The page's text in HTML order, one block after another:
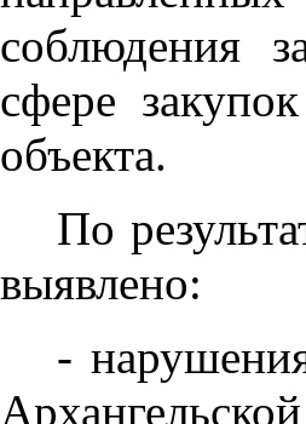
соблюдения
сфере
объекта.
По
выявлено:
-